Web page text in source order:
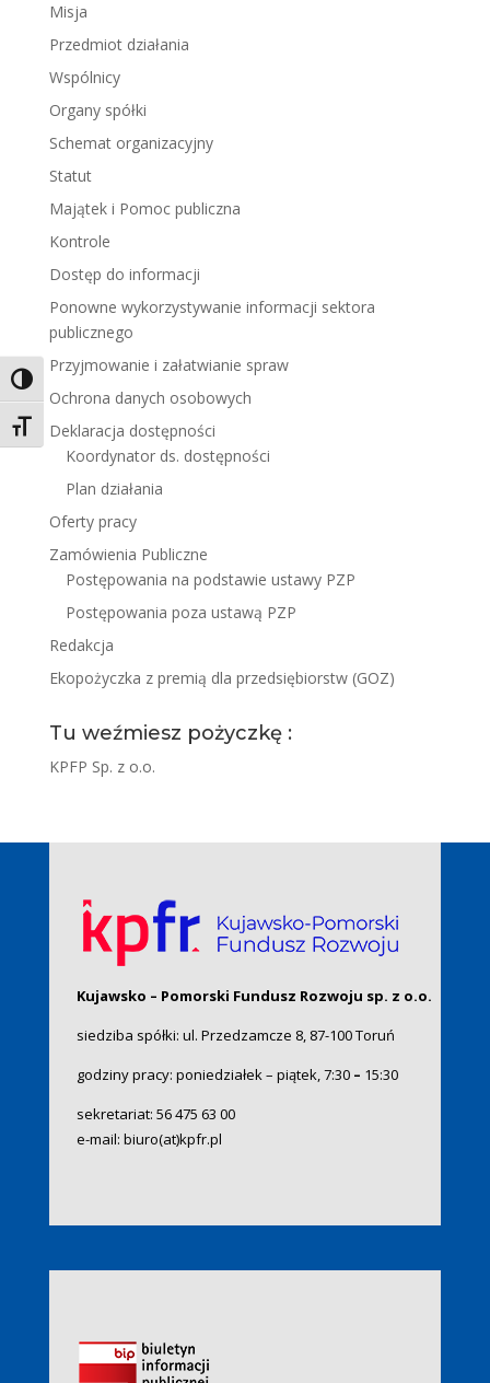
Toggle High Contrast
Toggle Font size
Misja
Przedmiot działania
Wspólnicy
Organy spółki
Schemat organizacyjny
Statut
Majątek i Pomoc publiczna
Kontrole
Dostęp do informacji
Ponowne wykorzystywanie informacji sektora
publicznego
Przyjmowanie i załatwianie spraw
Ochrona danych osobowych
Deklaracja dostępności
Koordynator ds. dostępności
Plan działania
Oferty pracy
Zamówienia Publiczne
Postępowania na podstawie ustawy PZP
Postępowania poza ustawą PZP
Redakcja
Ekopożyczka z premią dla przedsiębiorstw (GOZ)
Tu weźmiesz pożyczkę :
KPFP Sp. z o.o.
Kujawsko – Pomorski Fundusz Rozwoju sp. z o.o.
siedziba spółki: ul. Przedzamcze 8, 87-100 Toruń
godziny pracy: poniedziałek – piątek, 7:30– 15:30
sekretariat: 56 475 63 00
e-mail: biuro(at)kpfr.pl